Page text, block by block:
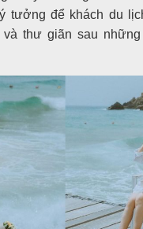
tưởng để khách du
và thư giãn sau